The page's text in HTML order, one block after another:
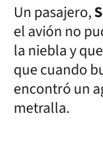
Un pasajero,
el avión no
la niebla y
que cuando
encontró un
metralla.